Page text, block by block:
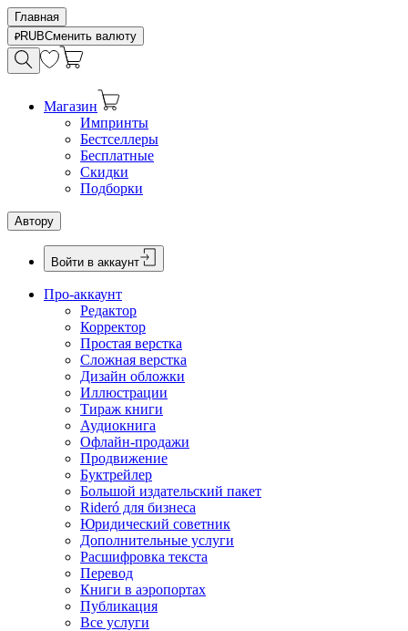
Главная
RUBСменить валюту
Магазин
Импринты
Бестселлеры
Бесплатные
Скидки
Подборки
Автору
Войти в аккаунт
Про-аккаунт
Редактор
Корректор
Простая верстка
Сложная верстка
Дизайн обложки
Иллюстрации
Тираж книги
Аудиокнига
Офлайн-продажи
Продвижение
Буктрейлер
Большой издательский пакет
Rideró для бизнеса
Юридический советник
Дополнительные услуги
Расшифровка текста
Перевод
Книги в аэропортах
Публикация
Все услуги